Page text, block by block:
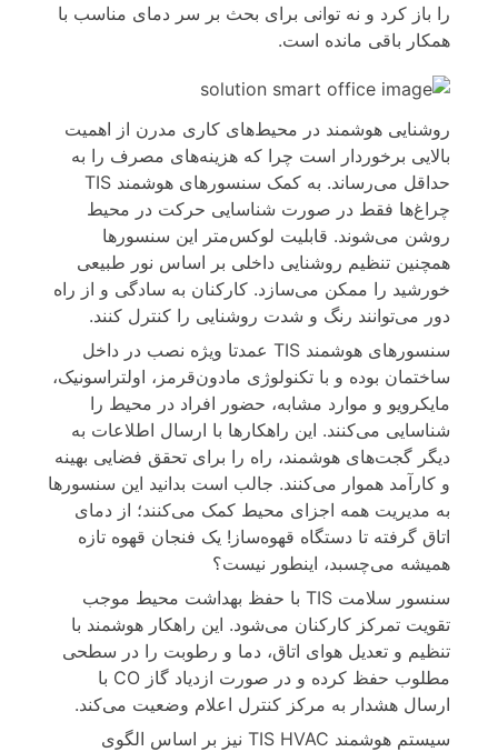
را باز کرد و نه توانی برای بحث بر سر دمای مناسب با
همکار باقی مانده است.
روشنایی هوشمند در محیط‌های کاری مدرن از اهمیت
بالایی برخوردار است چرا که هزینه‌های مصرف را به
حداقل می‌رساند. به کمک سنسورهای هوشمند TIS
چراغ‌ها فقط در صورت شناسایی حرکت در محیط
روشن می‌شوند. قابلیت لوکس‌متر این سنسورها
همچنین تنظیم روشنایی داخلی بر اساس نور طبیعی
خورشید را ممکن می‌سازد. کارکنان به سادگی و از راه
دور می‌توانند رنگ و شدت روشنایی را کنترل کنند.
سنسورهای هوشمند TIS عمدتا ویژه نصب در داخل
ساختمان بوده و با تکنولوژی مادون‌قرمز، اولتراسونیک،
مایکرویو و موارد مشابه، حضور افراد در محیط را
شناسایی می‌کنند. این راهکارها با ارسال اطلاعات به
دیگر گجت‌های هوشمند، راه را برای تحقق فضایی بهینه
و کارآمد هموار می‌کنند. جالب است بدانید این سنسورها
به مدیریت همه اجزای محیط کمک می‌کنند؛ از دمای
اتاق گرفته تا دستگاه قهوه‌ساز! یک فنجان قهوه تازه
همیشه می‌چسبد، اینطور نیست؟
سنسور سلامت TIS با حفظ بهداشت محیط موجب
تقویت تمرکز کارکنان می‌شود. این راهکار هوشمند با
تنظیم و تعدیل هوای اتاق، دما و رطوبت را در سطحی
مطلوب حفظ کرده و در صورت ازدیاد گاز CO با
ارسال هشدار به مرکز کنترل اعلام وضعیت می‌کند.
سیستم هوشمند TIS HVAC نیز بر اساس الگوی